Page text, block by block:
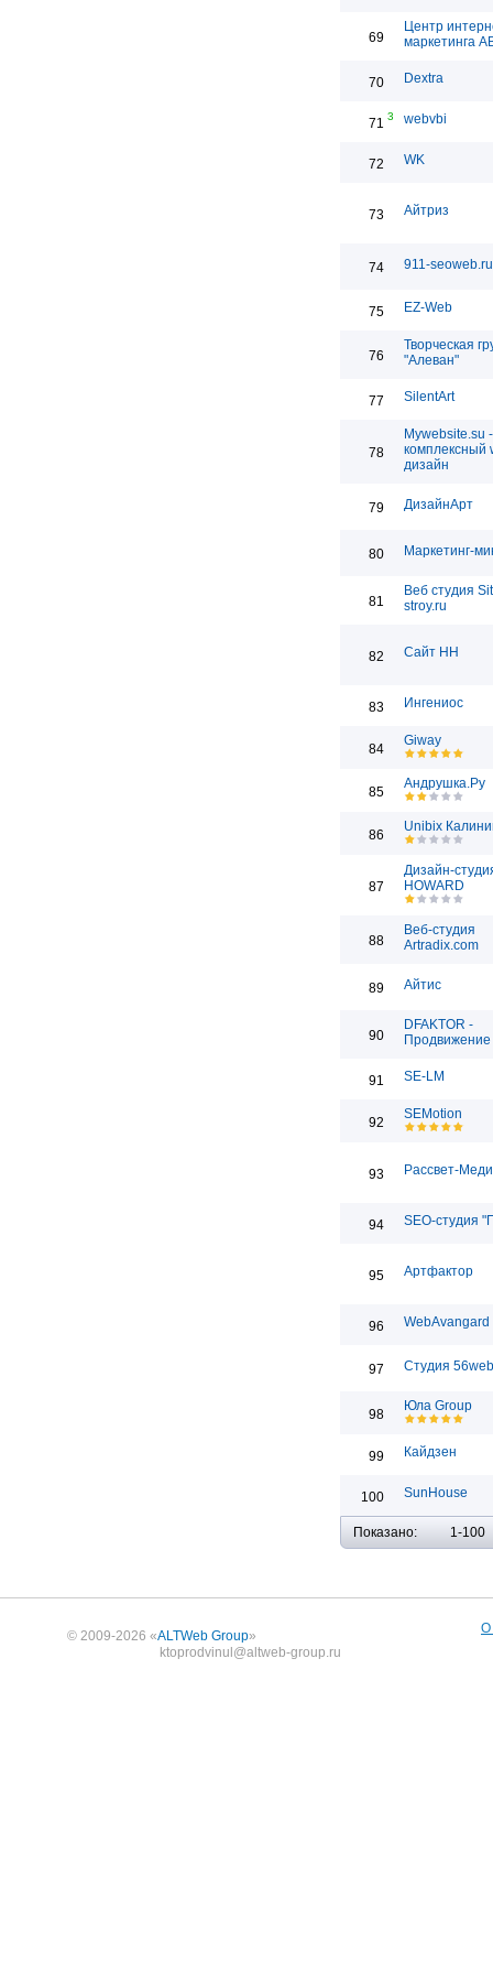
69
Центр
маркетинга
70 Dextra
71 3 webvbi
72 WK
73 Айтриз
74 911-seoweb.ru
75 EZ-Web
76
Творческая
"Алеван"
77 SilentArt
78
Mywebsite.su -
комплексный
дизайн
79 ДизайнАрт
80 Маркетинг-
81
Веб студия
stroy.ru
82 Сайт НН
83 Ингениос
84
Giway
85
Андрушка.Ру
86
Unibix
87
Дизайн-
HOWARD
88
Веб-студия
Artradix.com
89 Айтис
90
DFAKTOR -
Продвижение
91 SE-LM
92
SEMotion
93 Рассвет-
94 SEO-студия
95 Артфактор
96 WebAvangard
97 Студия 56web
98
Юла Group
99 Кайдзен
100 SunHouse
Показано: 1-100
© 2009-2026 «ALTWeb Group»
ktoprodvinul@altweb-group.ru
О